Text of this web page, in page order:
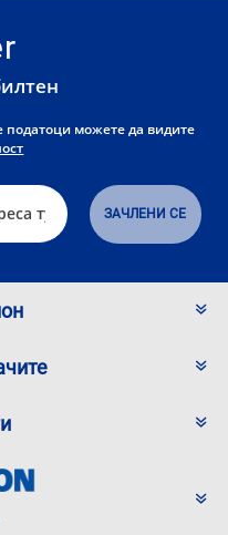
податоци можете да видите